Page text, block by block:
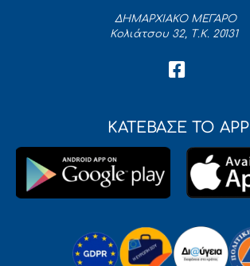
ΔΗΜΑΡΧΙΑΚΟ ΜΕΓΑΡΟ
Κολιάτσου 32, Τ.Κ. 20131
ΚΑΤΕΒΑΣΕ ΤΟ APP